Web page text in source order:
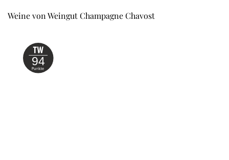
Weine von Weingut Champagne Chavost
94